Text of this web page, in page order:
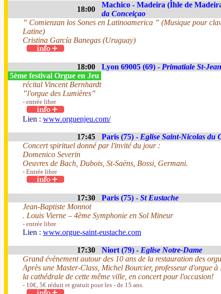
18:00
Machico - Madeira (Îhle de
da Conceiçao
” Comienzan los Sones en Latinoamerica ” (Musique pour
Latine)
Cristina García Banegas (Uruguay)
18:00 Lyon 69005 (69) - Primatiale St-Jean
5ème festival Orgue en Jeu
récital Vincent Bernhardt
”l'orgue des Lumières”
- entrée libre
Lien : www.orguenjeu.com/
17:45 Paris (75) - Eglise Saint-Nicolas du
Concert spirituel donné par l'invité du jour :
Domenico Severin
Oeuvres de Bach, Dubois, St-Saëns, Bossi, Germani.
- Entrée libre
17:30 Paris (75) - St Eustache
Jean-Baptiste Monnot
. Louis Vierne – 4ème Symphonie en Sol Mineur
- entrée libre
Lien : www.orgue-saint-eustache.com
17:30 Niort (79) - Eglise Notre-Dame
Grand évènement autour des 10 ans de la restauration des
Après une Master-Class, Michel Bourcier, professeur d'orgue
la cathédrale de cette même ville, en concert pour l'occasion!
- 10€, 5€ réduit et gratuit pour les - de 15 ans.